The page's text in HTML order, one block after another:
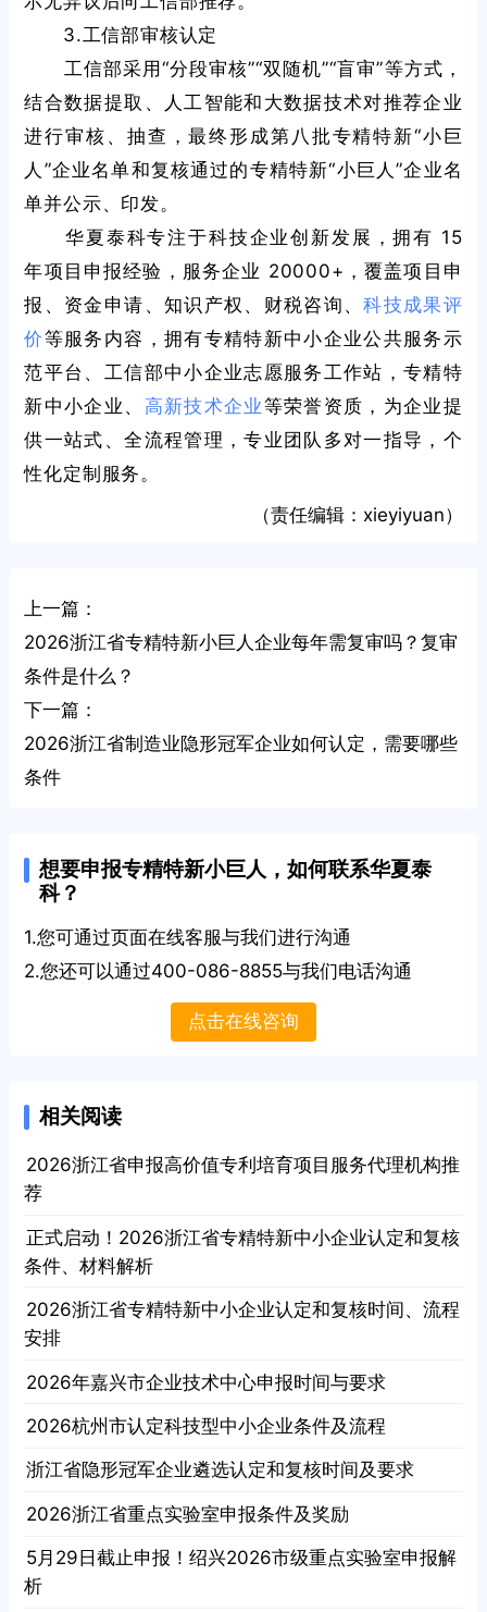
3.工信部审核认定
工信部采用“分段审核”“双随机”“盲审”等方式，
结合数据提取、人工智能和大数据技术对推荐企业
进行审核、抽查，最终形成第八批专精特新“小巨
人”企业名单和复核通过的专精特新“小巨人”企业名
单并公示、印发。
华夏泰科专注于科技企业创新发展，拥有 15
年项目申报经验，服务企业 20000+，覆盖项目申
报、资金申请、知识产权、财税咨询、科技成果评
价等服务内容，拥有专精特新中小企业公共服务示
范平台、工信部中小企业志愿服务工作站，专精特
新中小企业、 高新技术企业等荣誉资质，为企业提
供一站式、全流程管理，专业团队多对一指导，个
性化定制服务。
（责任编辑：xieyiyuan）
上一篇：
2026浙江省专精特新小巨人企业每年需复审吗？复审
条件是什么？
下一篇：
2026浙江省制造业隐形冠军企业如何认定，需要哪些
条件
想要申报专精特新小巨人，如何联系华夏泰
科？
1.您可通过页面在线客服与我们进行沟通
2.您还可以通过400-086-8855与我们电话沟通
点击在线咨询
相关阅读
· 2026浙江省申报高价值专利培育项目服务代理机构推
荐
· 正式启动！2026浙江省专精特新中小企业认定和复核
条件、材料解析
· 2026浙江省专精特新中小企业认定和复核时间、流程
安排
· 2026年嘉兴市企业技术中心申报时间与要求
· 2026杭州市认定科技型中小企业条件及流程
· 浙江省隐形冠军企业遴选认定和复核时间及要求
· 2026浙江省重点实验室申报条件及奖励
· 5月29日截止申报！绍兴2026市级重点实验室申报解
析